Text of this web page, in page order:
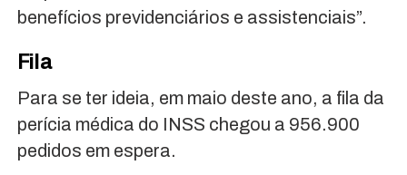
benefícios previdenciários e assistenciais”.
Fila
Para se ter ideia, em maio deste ano, a fila da
perícia médica do INSS chegou a 956.900
pedidos em espera.